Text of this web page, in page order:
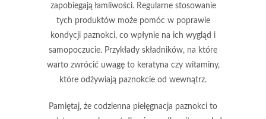
zapobiegają łamliwości. Regularne stosowanie
tych produktów może pomóc w poprawie
kondycji paznokci, co wpłynie na ich wygląd i
samopoczucie. Przykłady składników, na które
warto zwrócić uwagę to keratyna czy witaminy,
które odżywiają paznokcie od wewnątrz.
Pamiętaj, że codzienna pielęgnacja paznokci to